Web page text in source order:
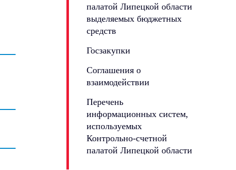
палатой Липецкой области
выделяемых бюджетных
средств
Госзакупки
Соглашения о
взаимодействии
Перечень
информационных систем,
используемых
Контрольно-счетной
палатой Липецкой области